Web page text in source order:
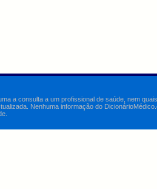
a consulta a um profissional de saúde, nem
Nenhuma informação do